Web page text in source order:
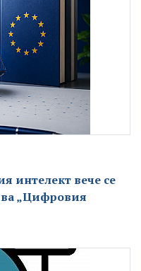
интелект вече се
„Цифровия